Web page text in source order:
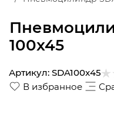
100x45
В избранное
Артикул: SDA100x45